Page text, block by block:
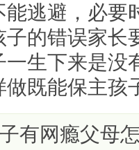
能逃避，必
的错误家
生下来是没
既能保主孩
有网瘾父母